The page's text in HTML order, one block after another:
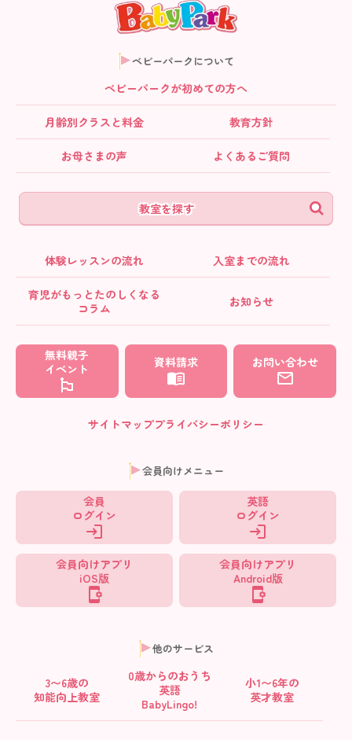
ベビーパークについて
ベビーパークが初めての方へ
月齢別クラス と料金 教育方針
お母さまの声 よくあるご質問
教室を探す
体験レッスンの流れ 入室までの流れ
育児がもっとたのしくなる
コラム
お知らせ
無料親子
イベント
資料請求 お問い合わせ
サイトマッププライバシーポリシー
会員向けメニュー
会員
ログイン
英語
ログイン
会員向けアプリ
iOS版
会員向けアプリ
Android版
他のサービス
3〜6歳の
知能向上教室
0歳からのおうち
英語
BabyLingo!
小1〜6年の
英才教室